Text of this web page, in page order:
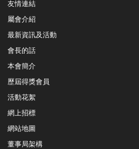
友情連結
屬會介紹
最新資訊及活動
會長的話
本會簡介
歷屆得獎會員
活動花絮
網上招標
網站地圖
董事局架構